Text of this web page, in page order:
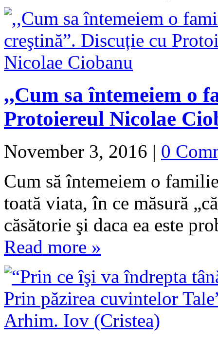
,,Cum sa întemeiem o
Protoiereul Nicolae
November 3, 2016 | 0
Cum să întemeiem o
toată viata, în ce măsură
căsătorie şi daca ea este
Read more »